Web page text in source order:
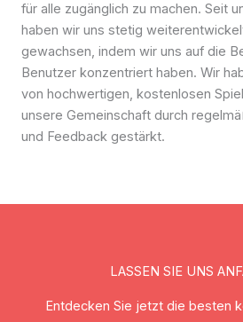
für alle zugänglich zu machen. Seit
haben wir uns stetig
gewachsen, indem wir uns auf die
Benutzer konzentriert haben. Wir
von hochwertigen, kostenlosen
unsere Gemeinschaft durch
und Feedback gestärkt.
LASSEN SIE UNS
Entdecken Sie jetzt die besten